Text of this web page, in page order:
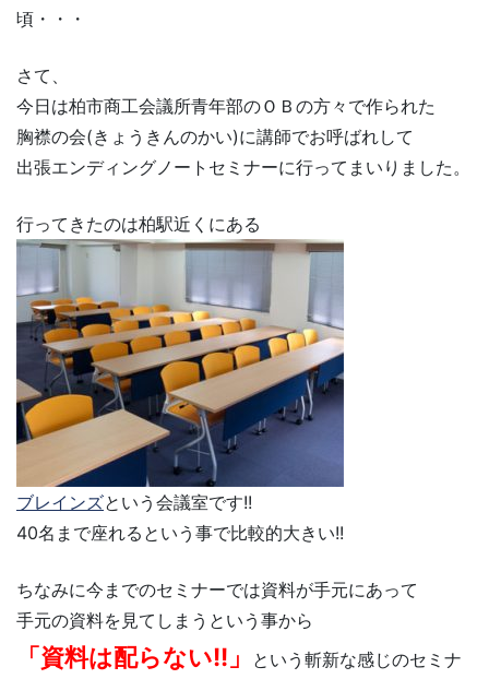
頃・・・
さて、
今日は柏市商工会議所青年部のＯＢの方々で作られた
胸襟の会(きょうきんのかい)に講師でお呼ばれして
出張エンディングノートセミナーに行ってまいりました。
行ってきたのは柏駅近くにある
ブレインズという会議室です!!
40名まで座れるという事で比較的大きい!!
ちなみに今までのセミナーでは資料が手元にあって
手元の資料を見てしまうという事から
「資料は配らない!!」
という斬新な感じのセミナ